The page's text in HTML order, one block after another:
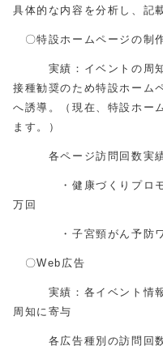
具体的な内容を分析し、記
〇特設ホームページの制
実績：イベントの周知
接種勧奨のため特設ホーム
へ誘導。（現在、特設ホー
ます。）
各ページ訪問回数実
・健康づくりプロモー
万回
・子宮頸がん予防ワク
〇Web広告
実績：各イベント情報
周知に寄与
各広告種別の訪問回